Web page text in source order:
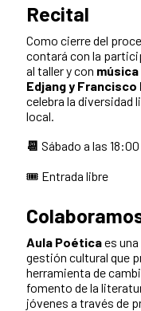
Recital
Como cierre del
contará con la
al taller y con
Edjang y Francisco
celebra la diversidad
local.
📆 Sábado a las 18:00
🎟️ Entrada libre
Aula Poéticaes
gestión cultural que
herramienta de
fomento de la
jóvenes a través de